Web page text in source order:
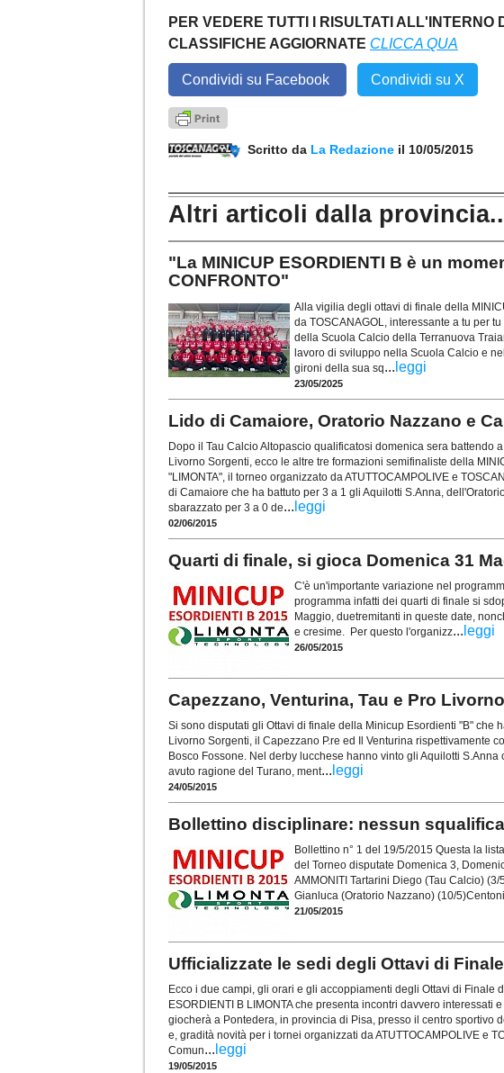
PER VEDERE TUTTI I RISULTATI ALL'INTERNO
CLASSIFICHE AGGIORNATE CLICCA QUA
Condividi su Facebook Condividi su X
Scritto da La Redazione il 10/05/2015
Altri articoli dalla
"La MINICUP ESORDIENTI B è un
CONFRONTO"
Alla vigilia degli ottavi di finale della
da TOSCANAGOL, interessante a tu per
della Scuola Calcio della Terranuova
lavoro di sviluppo nella Scuola Calcio e
gironi della sua sq... leggi
23/05/2025
Lido di Camaiore, Oratorio Nazzano e
Dopo il Tau Calcio Altopascio qualificatosi domenica sera battendo
Livorno Sorgenti, ecco le altre tre formazioni semifinaliste della
"LIMONTA", il torneo organizzato da ATUTTOCAMPOLIVE e
di Camaiore che ha battuto per 3 a 1 gli Aquilotti S.Anna,
sbarazzato per 3 a 0 de... leggi
02/06/2015
Quarti di finale, si gioca Domenica 31
C'è un'importante variazione nel
programma infatti dei quarti di finale si
Maggio, duetremitanti in queste date,
e cresime. Per questo l'organizz... leggi
26/05/2015
Capezzano, Venturina, Tau e Pro
Si sono disputati gli Ottavi di finale della Minicup Esordienti "B" che
Livorno Sorgenti, il Capezzano P.re ed Il Venturina rispettivamente
Bosco Fossone. Nel derby lucchese hanno vinto gli Aquilotti
avuto ragione del Turano, ment... leggi
24/05/2015
Bollettino disciplinare: nessun
Bollettino n° 1 del 19/5/2015 Questa la
del Torneo disputate Domenica 3,
AMMONITI Tartarini Diego (Tau Calcio)
Gianluca (Oratorio Nazzano) (10/
21/05/2015
Ufficializzate le sedi degli Ottavi di
Ecco i due campi, gli orari e gli accoppiamenti degli Ottavi di Finale
ESORDIENTI B LIMONTA che presenta incontri davvero interessati
giocherà a Pontedera, in provincia di Pisa, presso il centro sportivo
e, gradità novità per i tornei organizzati da ATUTTOCAMPOLIVE e
Comun... leggi
19/05/2015